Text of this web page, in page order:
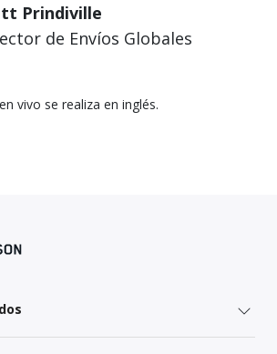
Prindiville
de Envíos Globales
vivo se realiza en inglés.